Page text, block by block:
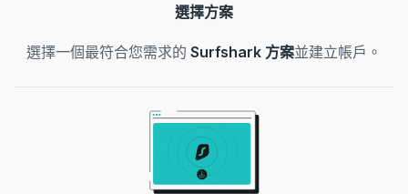
選擇方案
選擇一個最符合您需求的 Surfshark 方案並建立帳戶。